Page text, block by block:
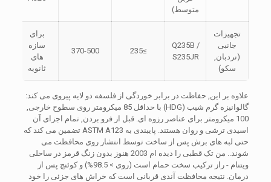
متوسط)
تجهیزات
جانبی
(نردبان,
سکو)
Q235B /
S235JR
≥235
370-500
برای
سازه
های
ثانویه
علاوه بر این, حفاظت در برابر خوردگی از فلسفه دو لایه پیروی می کند:
گالوانیزه گرم شیب (HDG) با حداقل 85 میکرومتر روی سطوح خارجی,
100 میکرومتر برای عناصر رزوه ای. قبل از فرو بردن, تمام اجزای آن
اسیدی ترشی و روان هستند. پایبندی به ASTM A123 تضمین می کند که
حتی لبه های برش پس از ساخت توسط انتشار روی محافظت می
شوند.. من تک قطبی را دیده ام 2003 هنوز بدون زنگ قرمز در ساحلی
ویتنام - راز ترکیب سخت حمام است (روی > 98.5%) و کوئنچ پس از
درمان. نتیجه محافظت آندی قربانی است که خراش های جزئی را خود